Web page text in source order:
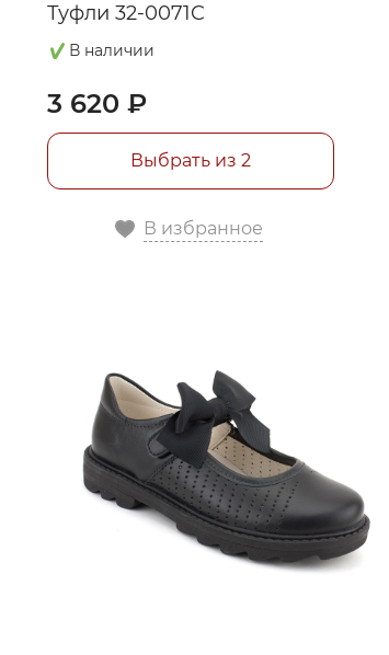
Туфли 32-0071C
В наличии
3 620 ₽
Выбрать из 2
В избранное